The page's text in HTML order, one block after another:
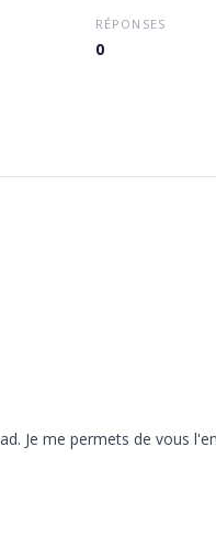
RÉPONSES
0
Je me permets de vous